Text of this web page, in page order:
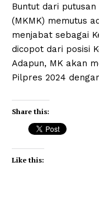
Buntut dari
(MKMK) memutus
menjabat sebagai
dicopot dari posisi
Adapun, MK akan
Pilpres 2024
Share this:
Like this: